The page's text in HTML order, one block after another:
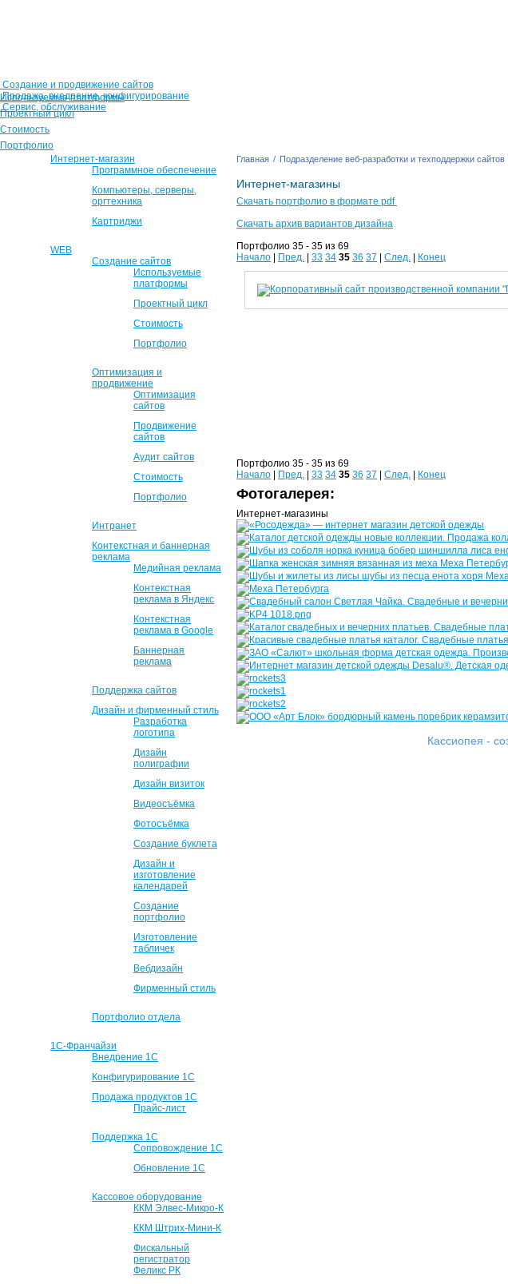
Создание и продвижение сайтов
Продажа, внедрение, конфигурирование
Сервис, обслуживание
Используемые платформы
Проектный цикл
Стоимость
Портфолио
Интернет-магазин
Программное обеспечение
Компьютеры, серверы,
оргтехника
Картриджи
WEB
Создание сайтов
Используемые
платформы
Проектный цикл
Стоимость
Портфолио
Оптимизация и
продвижение
Оптимизация
сайтов
Продвижение
сайтов
Аудит сайтов
Стоимость
Портфолио
Интранет
Контекстная и баннерная
реклама
Медийная реклама
Контекстная
реклама в Яндекс
Контекстная
реклама в Google
Баннерная
реклама
Поддержка сайтов
Дизайн и фирменный стиль
Разработка
логотипа
Дизайн
полиграфии
Дизайн визиток
Видеосъёмка
Фотосъёмка
Создание буклета
Дизайн и
изготовление
календарей
Создание
портфолио
Изготовление
табличек
Вебдизайн
Фирменный стиль
Портфолио отдела
1С-Франчайзи
Внедрение 1С
Конфигурирование 1С
Продажа продуктов 1С
Прайс-лист
Поддержка 1С
Сопровождение 1С
Обновление 1С
Кассовое оборудование
ККМ Элвес-Микро-К
ККМ Штрих-Мини-К
Фискальный
регистратор
Феликс РК
Главная / Подразделение веб-разработки и техподдержки сайтов
Интернет-магазины
Скачать портфолио в формате pdf
Скачать архив вариантов дизайна
Портфолио 35 - 35 из 69
Начало
Пред. 33 34 35 36 37 След.
Конец
Портфолио 35 - 35 из 69
Начало
Пред. 33 34 35 36 37 След. Конец
Фотогалерея:
Интернет-магазины
Кассиопея -